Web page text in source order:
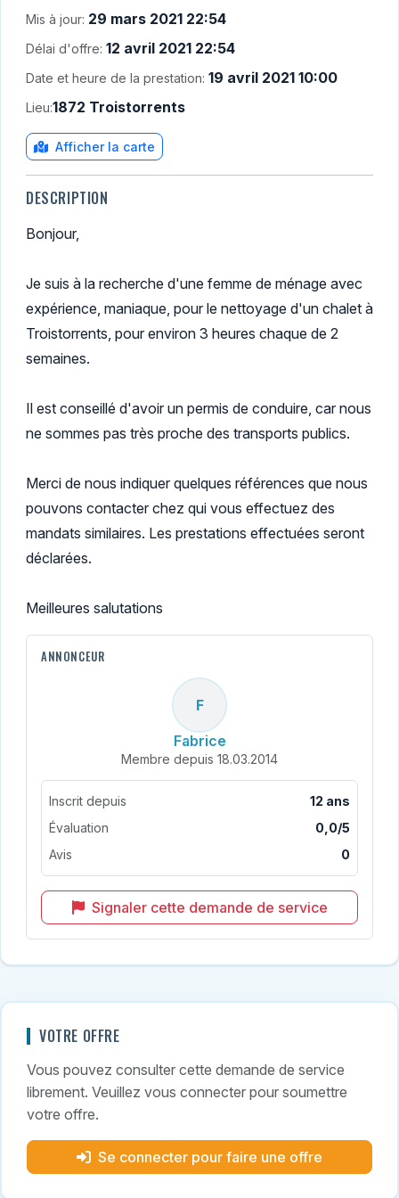
Mis à jour: 29 mars 2021 22:54
Délai d'offre: 12 avril 2021 22:54
Date et heure de la prestation: 19 avril 2021 10:00
Lieu:1872 Troistorrents
Afficher la carte
DESCRIPTION
Bonjour,
Je suis à la recherche d'une femme de ménage avec
expérience, maniaque, pour le nettoyage d'un chalet à
Troistorrents, pour environ 3 heures chaque de 2
semaines.
Il est conseillé d'avoir un permis de conduire, car nous
ne sommes pas très proche des transports publics.
Merci de nous indiquer quelques références que nous
pouvons contacter chez qui vous effectuez des
mandats similaires. Les prestations effectuées seront
déclarées.
Meilleures salutations
ANNONCEUR
F
Fabrice
Membre depuis 18.03.2014
Inscrit depuis
12 ans
Évaluation
0,0/5
Avis
0
Signaler cette demande de service
VOTRE OFFRE
Vous pouvez consulter cette demande de service
librement. Veuillez vous connecter pour soumettre
votre offre.
Se connecter pour faire une offre